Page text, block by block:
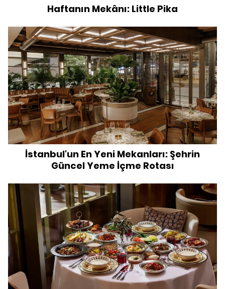
Haftanın Mekânı: Little Pika
İstanbul'un En Yeni Mekanları: Şehrin
Güncel Yeme İçme Rotası